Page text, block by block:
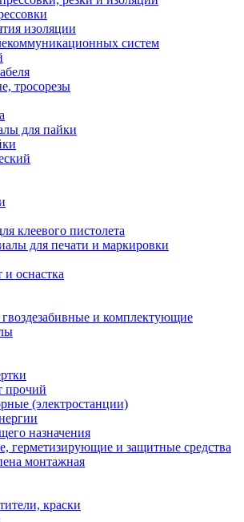
изоляции
систем
тросорезы
для пайки
клеевого пистолета
для печати и маркировки
оснастка
и комплектующие
прочий
(электростанции)
назначения
герметизирующие и защитные средства
монтажная
краски